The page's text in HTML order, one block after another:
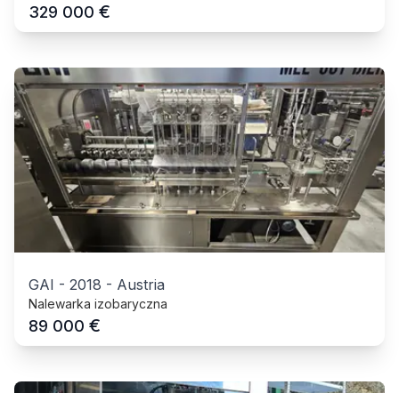
329 000 €
GAI - 2018 - Austria
Nalewarka izobaryczna
89 000 €